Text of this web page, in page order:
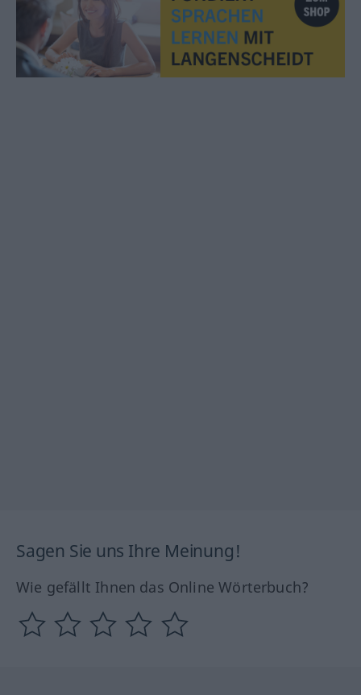
Sagen Sie uns Ihre Meinung!
Wie gefällt Ihnen das Online Wörterbuch?